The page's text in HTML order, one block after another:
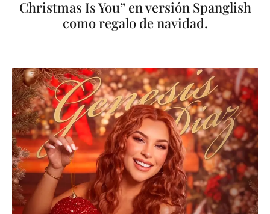
Christmas Is You” en versión Spanglish
como regalo de navidad.